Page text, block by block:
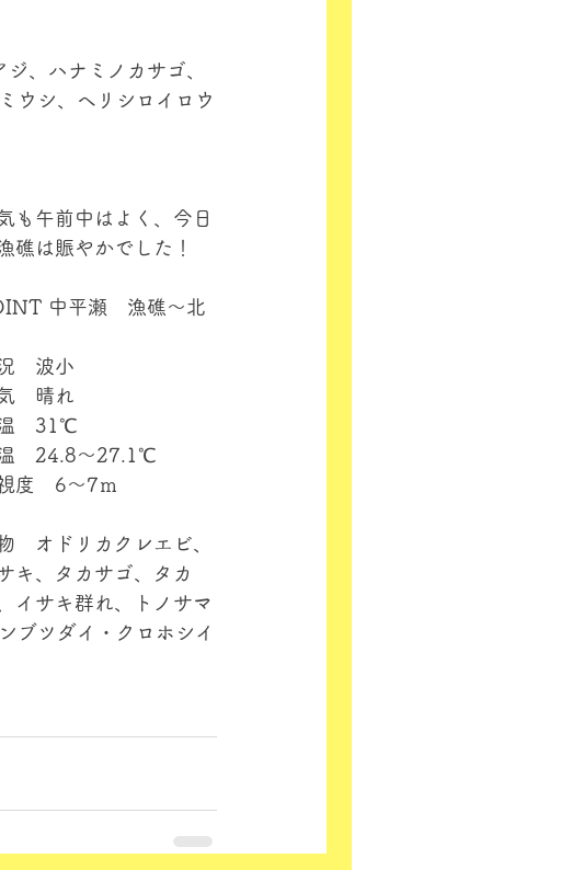
、ハナミノカサゴ、
ウシ、ヘリシロイロウ
も午前中はよく、今日
礁は賑やかでした！
中平瀬　漁礁～北
　波小
　晴れ
　31℃
　24.8～27.1℃
度　6～7ｍ
　オドリカクレエビ、
キ、タカサゴ、タカ
イサキ群れ、トノサマ
ブツダイ・クロホシイ